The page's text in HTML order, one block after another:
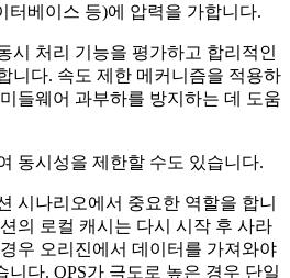
터베이스 등)에 압력을 가합니다.
시 처리 기능을 평가하고 합리적인
니다. 속도 제한 메커니즘을 적용하
들웨어 과부하를 방지하는 데 도움
동시성을 제한할 수도 있습니다.
시나리오에서 중요한 역할을 합니
의 로컬 캐시는 다시 시작 후 사라
우 오리진에서 데이터를 가져와야
니다. QPS가 극도로 높은 경우 단일